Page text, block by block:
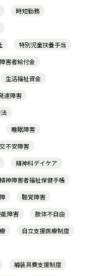
時短勤務
特別児童扶養手当
害者給付金
生活福祉資金
達障害
睡眠障害
不安障害
精神科デイケア
精神障害者福祉保健手帳
聴覚障害
障害
肢体不自由
自立支援医療制度
補装具費支援制度